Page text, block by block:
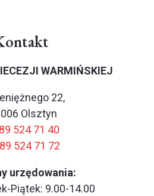
WARMIŃSKIEJ
22,
Olsztyn
524 71 40
524 71 72
urzędowania:
Piątek: 9.00-14.00